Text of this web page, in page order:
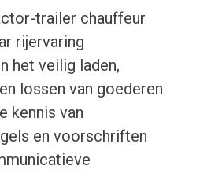
trailer chauffeur
rijervaring
het veilig laden,
lossen van goederen
kennis van
en voorschriften